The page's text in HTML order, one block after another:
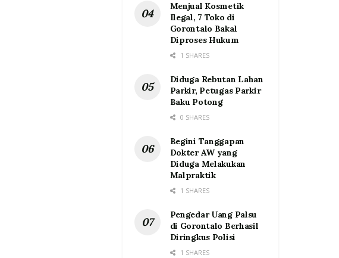
Menjual Kosmetik
Ilegal, 7 Toko di
Gorontalo Bakal
Diproses Hukum
1 SHARES
Diduga Rebutan Lahan
Parkir, Petugas Parkir
Baku Potong
0 SHARES
Begini Tanggapan
Dokter AW yang
Diduga Melakukan
Malpraktik
1 SHARES
Pengedar Uang Palsu
di Gorontalo Berhasil
Diringkus Polisi
1 SHARES